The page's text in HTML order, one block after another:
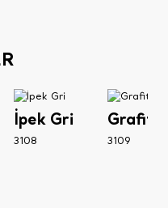
İpek Gri
3108
Grafit
3109